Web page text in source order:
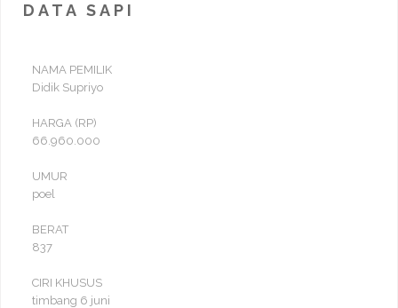
DATA SAPI
NAMA PEMILIK
Didik Supriyo
HARGA (RP)
66.960.000
UMUR
poel
BERAT
837
CIRI KHUSUS
timbang 6 juni